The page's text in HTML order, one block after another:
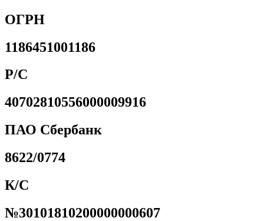
ОГРН
1186451001186
Р/С
40702810556000009916
ПАО Сбербанк
8622/0774
К/С
№30101810200000000607